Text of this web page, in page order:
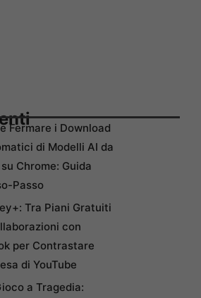
Fermare i Download
di Modelli AI da
Chrome: Guida
Passo
Tra Piani Gratuiti
con
per Contrastare
di YouTube
a Tragedia: